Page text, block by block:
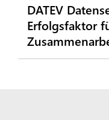
DATEV
Erfolgsfaktor